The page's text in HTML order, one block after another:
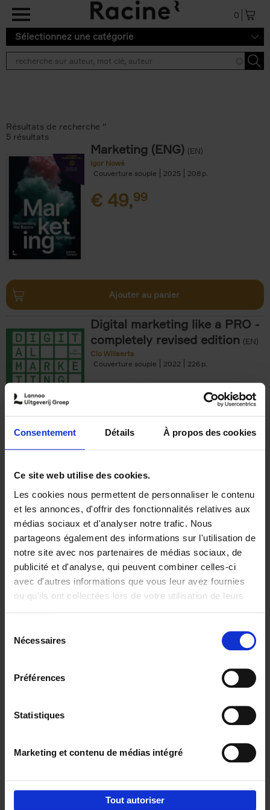
Consentement Détails À propos des cookies
Ce site web utilise des cookies.
Les cookies nous permettent de personnaliser le contenu
et les annonces, d'offrir des fonctionnalités relatives aux
médias sociaux et d'analyser notre trafic. Nous
partageons également des informations sur l'utilisation de
notre site avec nos partenaires de médias sociaux, de
publicité et d'analyse, qui peuvent combiner celles-ci
avec d'autres informations que vous leur avez fournies
ou qu'ils ont collectées lors de votre utilisation de leurs
Nécessaires
Préférences
Statistiques
Marketing et contenu de médias intégré
Tout autoriser
Aller au contenu principal
0
Sélectionnez une catégorie
Résultats de recherche ''
5 résultats
Marketing (ENG) (EN)
Igor Nowé
Couverture souple
2025 208
€ 49,99
Ajouter au panier
Digital marketing like a PRO -
completely revised edition (EN)
Clo Willaerts
Couverture souple
2022 226
€35,50
The Offer You Can't
Refuse
Steven Van Belleghem
Couverture souple
2020 256
€37,50
Building Bonds = Building